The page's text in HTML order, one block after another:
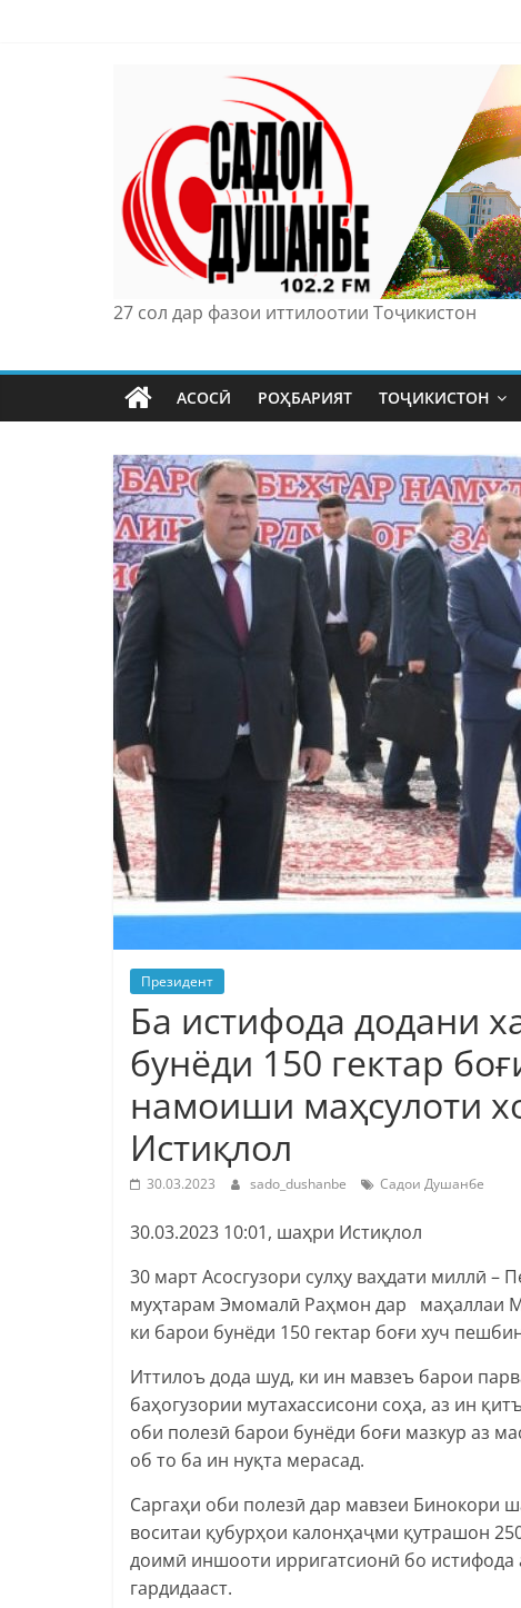
27 сол дар фазои иттилоотии Тоҷикистон
АСОСӢ РОҲБАРИЯТ ТОҶИКИСТОН
Президент
Ба истифода додани
бунёди 150 гектар
намоиши маҳсулоти
Истиқлол
30.03.2023 sado_dushanbe Садои Душанбе
30.03.2023 10:01, шаҳри Истиқлол
30 март Асосгузори сулҳу ваҳдати миллӣ
муҳтарам Эмомалӣ Раҳмон дар маҳаллаи
ки барои бунёди 150 гектар боғи хуч
Иттилоъ дода шуд, ки ин мавзеъ барои
баҳогузории мутахассисони соҳа, аз ин
оби полезӣ барои бунёди боғи мазкур аз
об то ба ин нуқта мерасад.
Саргаҳи оби полезӣ дар мавзеи Бинокори
воситаи қубурҳои калонҳаҷми қутрашон
доимӣ иншооти ирригатсионӣ бо истифода
гардидааст.